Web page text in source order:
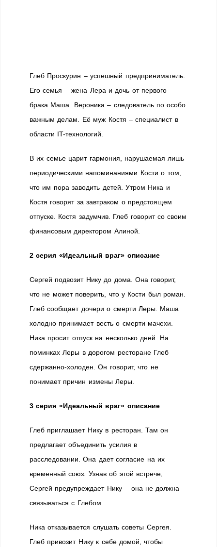
Глеб Проскурин – успешный предприниматель.
Его семья – жена Лера и дочь от первого
брака Маша. Вероника – следователь по особо
важным делам. Её муж Костя – специалист в
области IT-технологий.
В их семье царит гармония, нарушаемая лишь
периодическими напоминаниями Кости о том,
что им пора заводить детей. Утром Ника и
Костя говорят за завтраком о предстоящем
отпуске. Костя задумчив. Глеб говорит со своим
финансовым директором Алиной.
2 серия «Идеальный враг» описание
Сергей подвозит Нику до дома. Она говорит,
что не может поверить, что у Кости был роман.
Глеб сообщает дочери о смерти Леры. Маша
холодно принимает весть о смерти мачехи.
Ника просит отпуск на несколько дней. На
поминках Леры в дорогом ресторане Глеб
сдержанно-холоден. Он говорит, что не
понимает причин измены Леры.
3 серия «Идеальный враг» описание
Глеб приглашает Нику в ресторан. Там он
предлагает объединить усилия в
расследовании. Она дает согласие на их
временный союз. Узнав об этой встрече,
Сергей предупреждает Нику – она не должна
связываться с Глебом.
Ника отказывается слушать советы Сергея.
Глеб привозит Нику к себе домой, чтобы